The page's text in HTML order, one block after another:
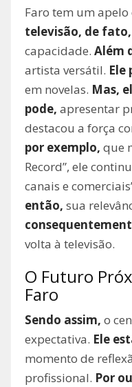
Faro tem um
televisão, de fato,
capacidade. Além
artista versátil. Ele
em novelas. Mas,
pode, apresentar
destacou a força
por exemplo, que
Record”, ele
canais e
então, sua
volta à televisão.
O Futuro
Faro
Sendo assim, o
expectativa. Ele
momento de
profissional. Por